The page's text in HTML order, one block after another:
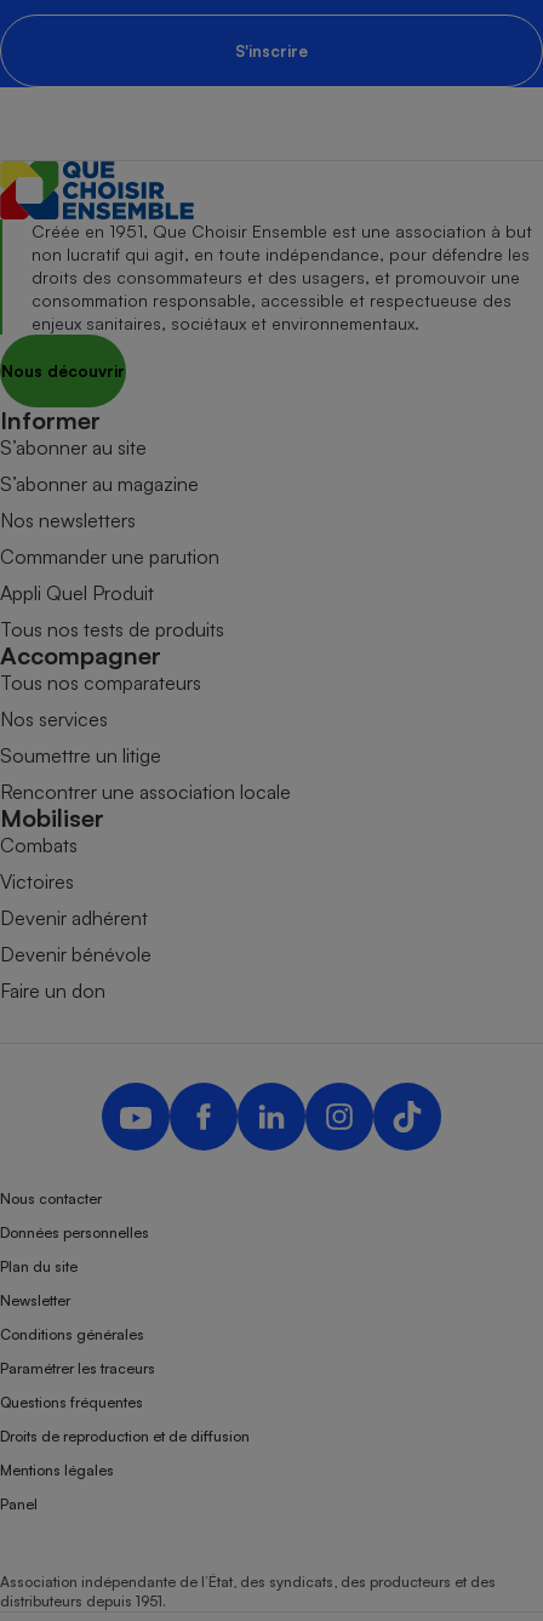
S'inscrire
Créée en 1951, Que Choisir Ensemble est une association à but
non lucratif qui agit, en toute indépendance, pour défendre les
droits des consommateurs et des usagers, et promouvoir une
consommation responsable, accessible et respectueuse des
enjeux sanitaires, sociétaux et environnementaux.
Nous découvrir
Informer
S’abonner au site
S’abonner au magazine
Nos newsletters
Commander une parution
Appli Quel Produit
Tous nos tests de produits
Accompagner
Tous nos comparateurs
Nos services
Soumettre un litige
Rencontrer une association locale
Mobiliser
Combats
Victoires
Devenir adhérent
Devenir bénévole
Faire un don
Nous contacter
Données personnelles
Plan du site
Newsletter
Conditions générales
Paramétrer les traceurs
Questions fréquentes
Droits de reproduction et de diffusion
Mentions légales
Panel
Association indépendante de l’État, des syndicats, des producteurs et des
distributeurs depuis 1951.